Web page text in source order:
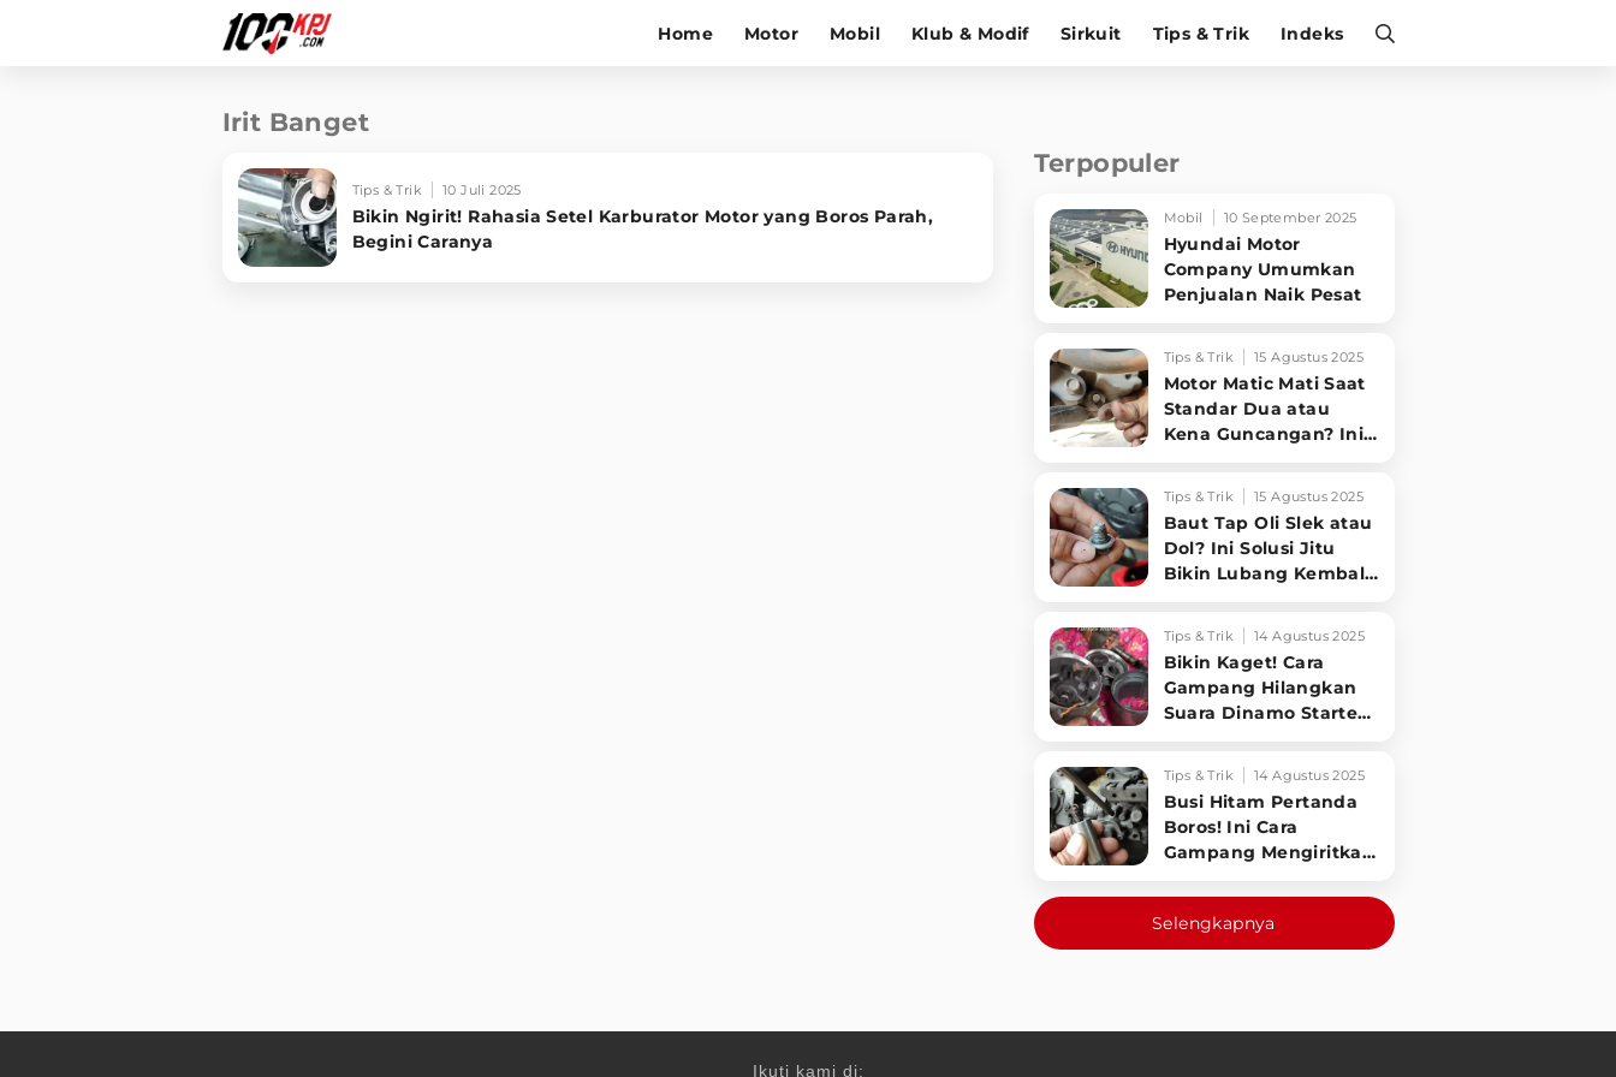
Home Motor Mobil Klub & Modif Sirkuit Tips & Trik Indeks
Irit Banget
Tips & Trik 10 Juli 2025
Bikin Ngirit! Rahasia Setel Karburator Motor yang Boros Parah,
Begini Caranya
Terpopuler
Mobil 10 September 2025
Hyundai Motor
Company Umumkan
Penjualan Naik Pesat
Tips & Trik 15 Agustus 2025
Motor Matic Mati Saat
Standar Dua atau
Kena Guncangan? Ini
Tips & Trik 15 Agustus 2025
Baut Tap Oli Slek atau
Dol? Ini Solusi Jitu
Bikin Lubang Kembali
Tips & Trik 14 Agustus 2025
Bikin Kaget! Cara
Gampang Hilangkan
Suara Dinamo Starter
Dimatikan!
Tips & Trik 14 Agustus 2025
Busi Hitam Pertanda
Boros! Ini Cara
Gampang Mengiritkan
Lebih Irit!
Selengkapnya
Ikuti kami di: